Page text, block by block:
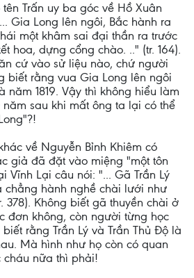
Trấn uy ba góc về Hồ Xuân
Gia Long lên ngôi, Bắc hành ra
một khâm sai đại thần ra trước
hoa, dựng cổng chào. .." (tr. 164).
cứ vào sử liệu nào, chứ người
biết rằng vua Gia Long lên ngôi
năm 1819. Vậy thì không hiểu làm
sau khi mất ông ta lại có thể
về Nguyễn Bỉnh Khiêm có
giả đã đặt vào miệng "một tôn
Vĩnh Lại câu nói: "... Gã Trần Lý
chẳng hành nghề chài lưới như
378). Không biết gã thuyền chài ở
đơn không, còn người từng học
rằng Trần Lý và Trần Thủ Độ là
Mà hình như họ còn có quan
cháu nữa thì phải!